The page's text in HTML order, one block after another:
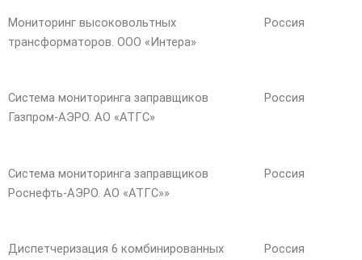
Мониторинг высоковольтных
трансформаторов. ООО «Интера»
Россия
Система мониторинга заправщиков
Газпром-АЭРО. АО «АТГС»
Россия
Система мониторинга заправщиков
Роснефть-АЭРО. АО «АТГС»»
Россия
Диспетчеризация 6 комбинированных
Россия